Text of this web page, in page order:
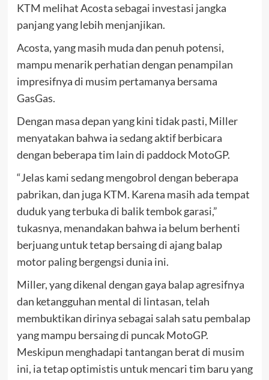
KTM melihat Acosta sebagai investasi jangka
panjang yang lebih menjanjikan.
Acosta, yang masih muda dan penuh potensi,
mampu menarik perhatian dengan penampilan
impresifnya di musim pertamanya bersama
GasGas.
Dengan masa depan yang kini tidak pasti, Miller
menyatakan bahwa ia sedang aktif berbicara
dengan beberapa tim lain di paddock MotoGP.
“Jelas kami sedang mengobrol dengan beberapa
pabrikan, dan juga KTM. Karena masih ada tempat
duduk yang terbuka di balik tembok garasi,”
tukasnya, menandakan bahwa ia belum berhenti
berjuang untuk tetap bersaing di ajang balap
motor paling bergengsi dunia ini.
Miller, yang dikenal dengan gaya balap agresifnya
dan ketangguhan mental di lintasan, telah
membuktikan dirinya sebagai salah satu pembalap
yang mampu bersaing di puncak MotoGP.
Meskipun menghadapi tantangan berat di musim
ini, ia tetap optimistis untuk mencari tim baru yang